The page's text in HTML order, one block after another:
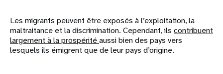
Les migrants peuvent être exposés à l’exploitation, la
maltraitance et la discrimination. Cependant, ils contribuent
largement à la prospéritéaussi bien des pays vers
lesquels ils émigrent que de leur pays d’origine.